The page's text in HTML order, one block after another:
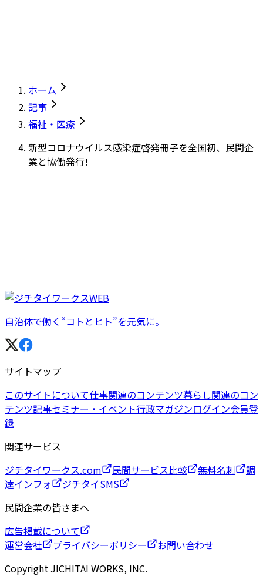
ホーム
記事
福祉・医療
新型コロナウイルス感染症啓発冊子を全国初、民間企
業と協働発行!
自治体で働く“コトとヒト”を元気に。
サイトマップ
このサイトについて仕事関連のコンテンツ暮らし関連のコン
テンツ記事セミナー・イベント行政マガジンログイン会員登
録
関連サービス
ジチタイワークス.com
民間サービス比較 無料名刺
調
達インフォ
ジチタイSMS
民間企業の皆さまへ
広告掲載について
運営会社
プライバシーポリシー
お問い合わせ
Copyright JICHITAI WORKS, INC.